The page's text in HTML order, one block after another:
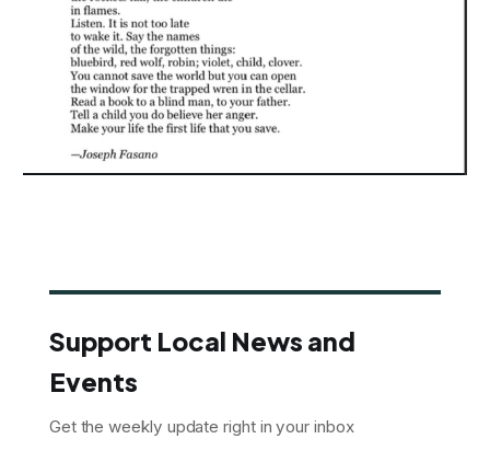
Support Local News and
Events
Get the weekly update right in your inbox